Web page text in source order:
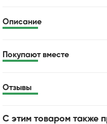
Описание
Покупают вместе
Отзывы
С этим товаром также